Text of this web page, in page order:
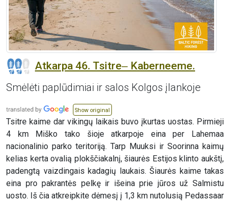
Atkarpa 46. Tsitre‒ Kaberneeme.
Smėlėti paplūdimiai ir salos Kolgos įlankoje
Show original
Tsitre kaime dar vikingų laikais buvo įkurtas uostas. Pirmieji
4 km Miško tako šioje atkarpoje eina per Lahemaa
nacionalinio parko teritoriją. Tarp Muuksi ir Soorinna kaimų
kelias kerta ovalią plokščiakalnį, šiaurės Estijos klinto aukštį,
padengtą vaizdingais kadagių laukais. Šiaurės kaime takas
eina pro pakrantės pelkę ir išeina prie jūros už Salmistu
uosto. Iš čia atkreipkite dėmesį į 1,3 km nutolusią Pedassaar